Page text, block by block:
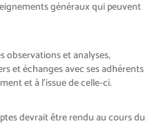
généraux qui peuvent
observations et analyses,
et échanges avec ses adhérents
et à l’issue de celle-ci.
devrait être rendu au cours du